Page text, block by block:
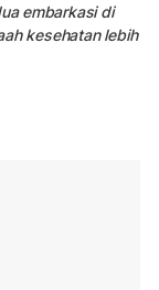
embarkasi di
kesehatan lebih